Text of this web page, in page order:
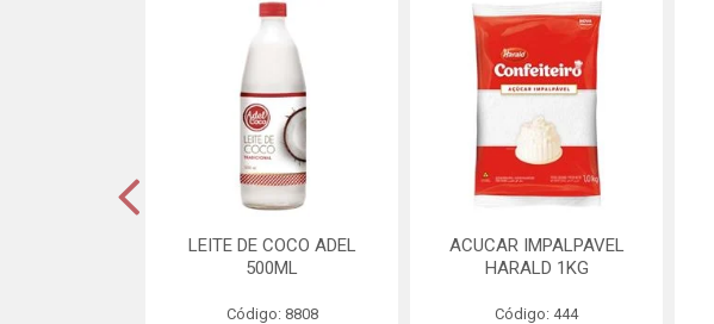
LEITE DE COCO ADEL
500ML
Código: 8808
ACUCAR IMPALPAVEL
HARALD 1KG
Código: 444